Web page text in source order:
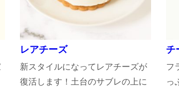
レアチーズ
新スタイルになってレアチーズが
復活します！土台のサブレの上に
チ
フ
っ